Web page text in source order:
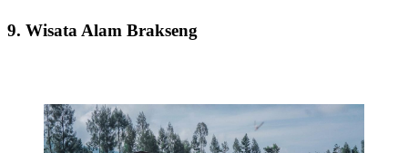
9. Wisata Alam Brakseng